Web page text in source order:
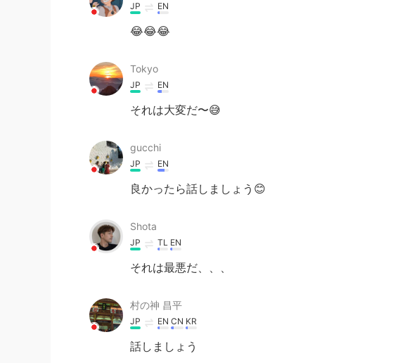
JP EN
😂😂😂
Tokyo
JP EN
それは大変だ〜😅
gucchi
JP EN
良かったら話しましょう😊
Shota
JP TL EN
それは最悪だ、、、
村の神 昌平
JP EN CN KR
話しましょう